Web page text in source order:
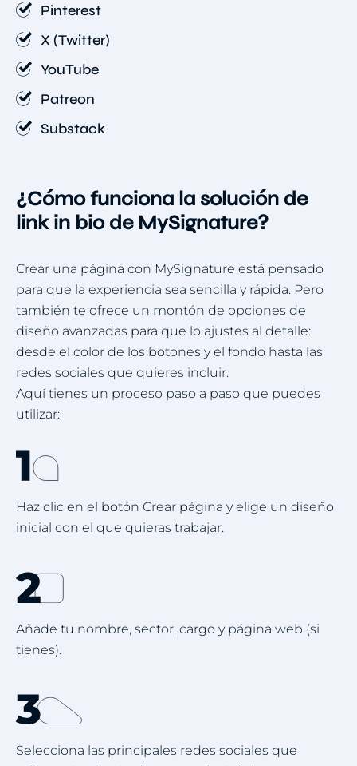
Pinterest
X (Twitter)
YouTube
Patreon
Substack
¿Cómo funciona la solución de
link in bio de MySignature?
Crear una página con MySignature está pensado
para que la experiencia sea sencilla y rápida. Pero
también te ofrece un montón de opciones de
diseño avanzadas para que lo ajustes al detalle:
desde el color de los botones y el fondo hasta las
redes sociales que quieres incluir.
Aquí tienes un proceso paso a paso que puedes
utilizar:
Haz clic en el botón Crear página y elige un diseño
inicial con el que quieras trabajar.
Añade tu nombre, sector, cargo y página web (si
tienes).
Selecciona las principales redes sociales que